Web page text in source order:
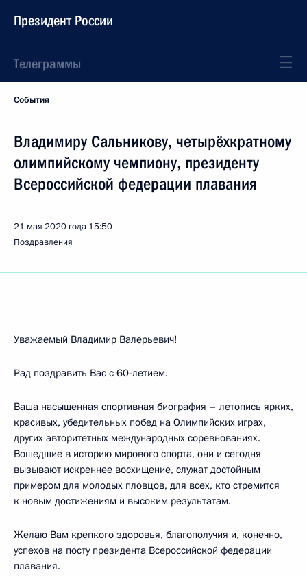
Президент России
Телеграммы
События
Владимиру Сальникову, четырёхкратному
олимпийскому чемпиону, президенту
Всероссийской федерации плавания
21 мая 2020 года 15:50
Поздравления
Уважаемый Владимир Валерьевич!
Рад поздравить Вас с 60-летием.
Ваша насыщенная спортивная биография – летопись ярких,
красивых, убедительных побед на Олимпийских играх,
других авторитетных международных соревнованиях.
Вошедшие в историю мирового спорта, они и сегодня
вызывают искреннее восхищение, служат достойным
примером для молодых пловцов, для всех, кто стремится
к новым достижениям и высоким результатам.
Желаю Вам крепкого здоровья, благополучия и, конечно,
успехов на посту президента Всероссийской федерации
плавания.